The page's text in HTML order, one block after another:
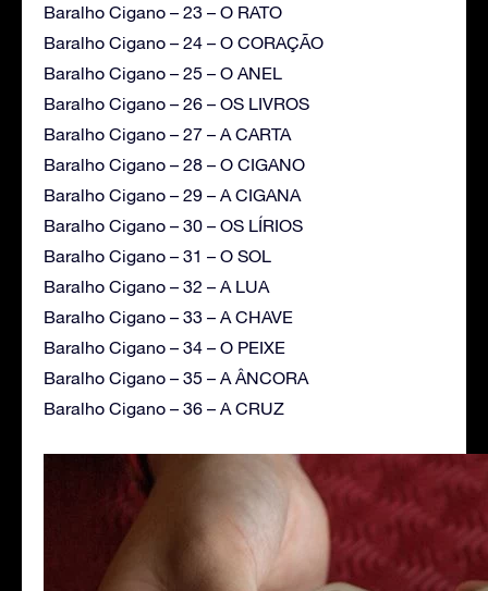
Baralho Cigano – 23 – O RATO
Baralho Cigano – 24 – O CORAÇÃO
Baralho Cigano – 25 – O ANEL
Baralho Cigano – 26 – OS LIVROS
Baralho Cigano – 27 – A CARTA
Baralho Cigano – 28 – O CIGANO
Baralho Cigano – 29 – A CIGANA
Baralho Cigano – 30 – OS LÍRIOS
Baralho Cigano – 31 – O SOL
Baralho Cigano – 32 – A LUA
Baralho Cigano – 33 – A CHAVE
Baralho Cigano – 34 – O PEIXE
Baralho Cigano – 35 – A ÂNCORA
Baralho Cigano – 36 – A CRUZ